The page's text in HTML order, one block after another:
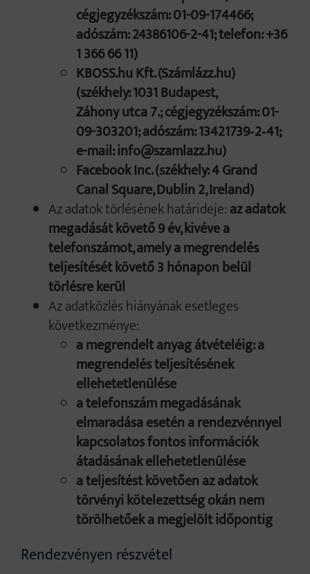
cégjegyzékszám: 01-09-174466;
adószám: 24386106-2-41; telefon: +36
1 366 66 11)
KBOSS.hu Kft. (Számlázz.hu)
(székhely: 1031 Budapest,
Záhony utca 7.; cégjegyzékszám: 01-
09-303201; adószám: 13421739‑2‑41;
e-mail: info@szamlazz.hu)
Facebook Inc. (székhely: 4 Grand
Canal Square, Dublin 2, Ireland)
Az adatok törlésének határideje:az adatok
megadását követő 9 év, kivéve a
telefonszámot, amely a megrendelés
teljesítését követő 3 hónapon belül
törlésre kerül
Az adatközlés hiányának esetleges
következménye:
a megrendelt anyag átvételéig: a
megrendelés teljesítésének
ellehetetlenülése
a telefonszám megadásának
elmaradása esetén a rendezvénnyel
kapcsolatos fontos információk
átadásának ellehetetlenülése
a teljesítést követően az adatok
törvényi kötelezettség okán nem
törölhetőek a megjelölt időpontig
Rendezvényen részvétel